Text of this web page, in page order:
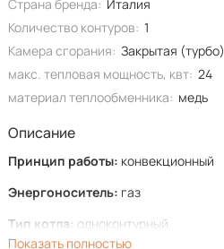
Страна бренда: Италия
Количество контуров: 1
Камера сгорания: Закрытая (турбо)
макс. тепловая мощность, квт: 24
материал теплообменника: медь
Описание
Принцип работы: конвекционный
Энергоноситель: газ
Тип котла: одноконтурный
Показать полностью